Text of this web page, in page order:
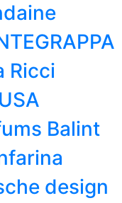
Ricci
Balint
design